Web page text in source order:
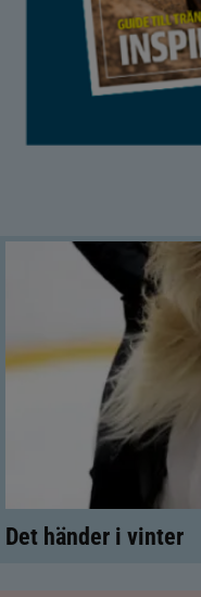
Det händer i vinter